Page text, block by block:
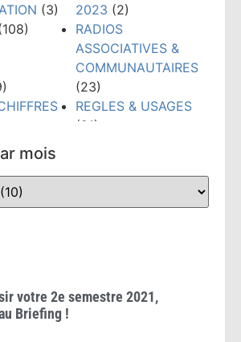
(3)
(159)
(148)
PUB
2023 (2)
RADIOS
ASSOCIATIVES &
COMMUNAUTAIRES
(23)
REGLES & USAGES
(21)
mois
votre 2e semestre 2021,
Briefing !